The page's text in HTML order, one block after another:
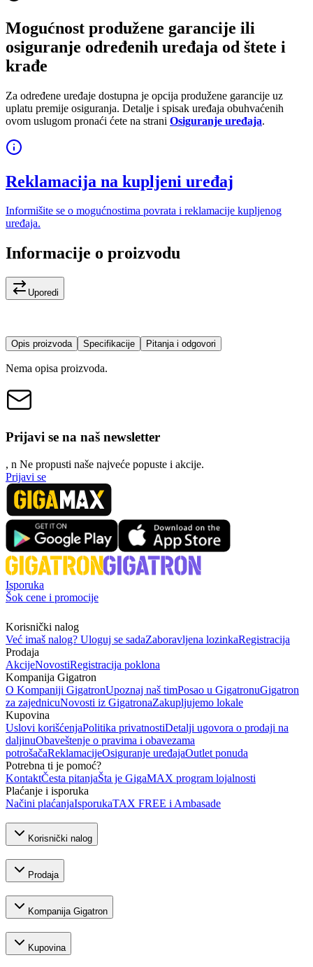
Mogućnost produžene garancije ili
osiguranje određenih uređaja od štete i
krađe
Za određene uređaje dostupna je opcija produžene garancije uz
uplatu premije osiguranja. Detalje i spisak uređaja obuhvaćenih
ovom uslugom pronaći ćete na strani Osiguranje uređaja.
Reklamacija na kupljeni uređaj
Informišite se o mogućnostima povrata i reklamacije kupljenog
uređaja.
Informacije o proizvodu
Uporedi
Opis proizvoda Specifikacije Pitanja i odgovori
Nema opisa proizvoda.
Prijavi se na naš newsletter
, n Ne propusti naše najveće popuste i akcije.
Prijavi se
Isporuka
Šok cene i promocije
Korisnički nalog
Već imaš nalog? Uloguj se sadaZaboravljena lozinkaRegistracija
Prodaja
AkcijeNovostiRegistracija poklona
Kompanija Gigatron
O Kompaniji GigatronUpoznaj naš timPosao u GigatronuGigatron
za zajednicuNovosti iz GigatronaZakupljujemo lokale
Kupovina
Uslovi korišćenjaPolitika privatnostiDetalji ugovora o prodaji na
daljinuObaveštenje o pravima i obavezama
potrošačaReklamacijeOsiguranje uređajaOutlet ponuda
Potrebna ti je pomoć?
KontaktČesta pitanjaŠta je GigaMAX program lojalnosti
Plaćanje i isporuka
Načini plaćanjaIsporukaTAX FREE i Ambasade
Korisnički nalog
Prodaja
Kompanija Gigatron
Kupovina